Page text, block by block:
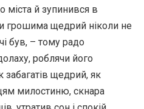
міста й зупинився в
грошима щедрий ніколи не
був, – тому радо
роблячи його
щедрий, як
милостиню, скнара